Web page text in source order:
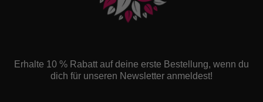
Erhalte 10 % Rabatt auf deine erste Bestellung, wenn du
dich für unseren Newsletter anmeldest!